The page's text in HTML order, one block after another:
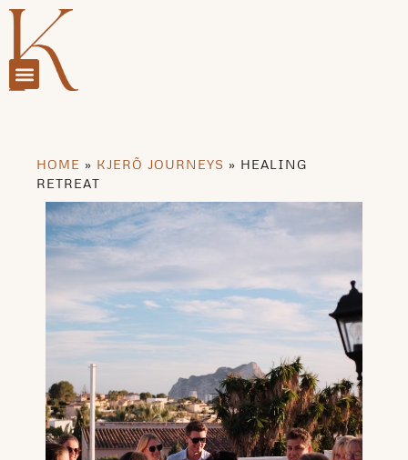
HOME » KJERÕ JOURNEYS » HEALING
RETREAT